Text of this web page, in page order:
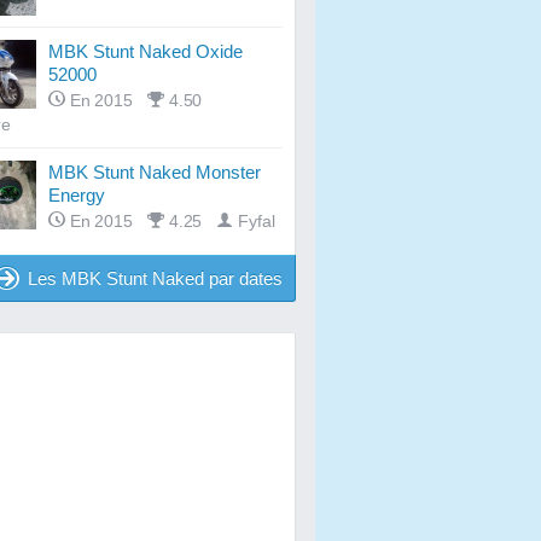
MBK Stunt Naked Oxide
52000
En 2015
4.50
MBK Stunt Naked Monster
Energy
En 2015 4.25 Fyfal
Les MBK Stunt Naked par dates